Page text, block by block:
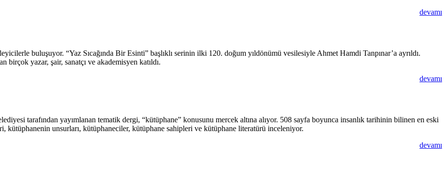
devamı
buluşuyor. “Yaz Sıcağında Bir Esinti” başlıklı serinin ilki 120. doğum yıldönümü vesilesiyle Ahmet Hamdi Tanpınar’a ayrıldı.
birçok yazar, şair, sanatçı ve akademisyen katıldı.
devamı
tarafından yayımlanan tematik dergi, “kütüphane” konusunu mercek altına alıyor. 508 sayfa boyunca insanlık tarihinin bilinen en eski
kütüphanenin unsurları, kütüphaneciler, kütüphane sahipleri ve kütüphane literatürü inceleniyor.
devamı